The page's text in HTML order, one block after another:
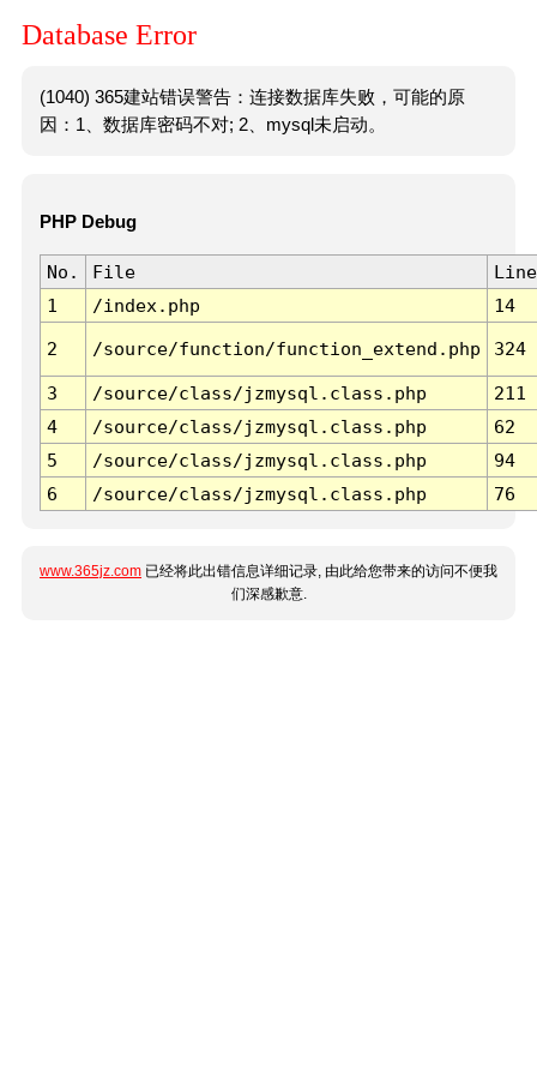
Database Error
(1040) 365建站错误警告：连接数据库失败，可能的原
因：1、数据库密码不对; 2、mysql未启动。
PHP Debug
No. File
Line
1
/index.php 14
2 /source/function/function_extend.php 324
3 /source/class/jzmysql.class.php
211
4
/source/class/jzmysql.class.php
62
5
/source/class/jzmysql.class.php
94
6
/source/class/jzmysql.class.php 76
www.365jz.com 已经将此出错信息详细记录, 由此给您带来的访问不便我
们深感歉意.